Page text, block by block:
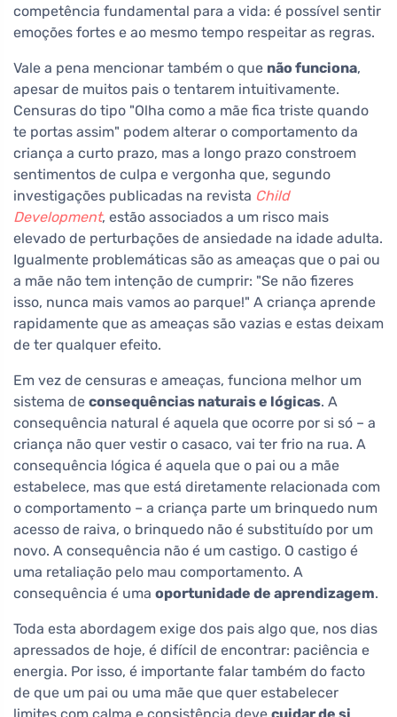
competência fundamental para a vida: é possível sentir
emoções fortes e ao mesmo tempo respeitar as regras.
Vale a pena mencionar também o que não funciona,
apesar de muitos pais o tentarem intuitivamente.
Censuras do tipo "Olha como a mãe fica triste quando
te portas assim" podem alterar o comportamento da
criança a curto prazo, mas a longo prazo constroem
sentimentos de culpa e vergonha que, segundo
investigações publicadas na revista Child
Development, estão associados a um risco mais
elevado de perturbações de ansiedade na idade adulta.
Igualmente problemáticas são as ameaças que o pai ou
a mãe não tem intenção de cumprir: "Se não fizeres
isso, nunca mais vamos ao parque!" A criança aprende
rapidamente que as ameaças são vazias e estas deixam
de ter qualquer efeito.
Em vez de censuras e ameaças, funciona melhor um
sistema de consequências naturais e lógicas. A
consequência natural é aquela que ocorre por si só – a
criança não quer vestir o casaco, vai ter frio na rua. A
consequência lógica é aquela que o pai ou a mãe
estabelece, mas que está diretamente relacionada com
o comportamento – a criança parte um brinquedo num
acesso de raiva, o brinquedo não é substituído por um
novo. A consequência não é um castigo. O castigo é
uma retaliação pelo mau comportamento. A
consequência é uma oportunidade de aprendizagem.
Toda esta abordagem exige dos pais algo que, nos dias
apressados de hoje, é difícil de encontrar: paciência e
energia. Por isso, é importante falar também do facto
de que um pai ou uma mãe que quer estabelecer